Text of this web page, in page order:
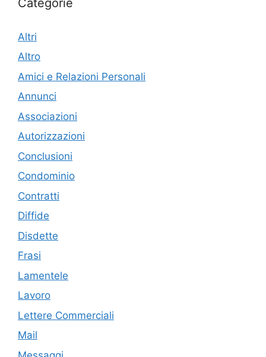
Altri
Altro
Amici e Relazioni Personali
Annunci
Associazioni
Autorizzazioni
Conclusioni
Condominio
Contratti
Diffide
Disdette
Frasi
Lamentele
Lavoro
Lettere Commerciali
Mail